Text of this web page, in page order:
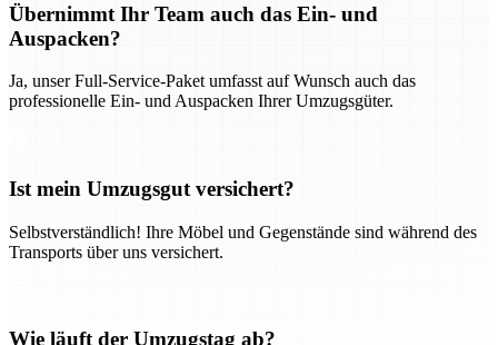
Übernimmt Ihr Team auch das Ein- und
Auspacken?
Ja, unser Full-Service-Paket umfasst auf Wunsch auch das
professionelle Ein- und Auspacken Ihrer Umzugsgüter.
Ist mein Umzugsgut versichert?
Selbstverständlich! Ihre Möbel und Gegenstände sind während des
Transports über uns versichert.
Wie läuft der Umzugstag ab?